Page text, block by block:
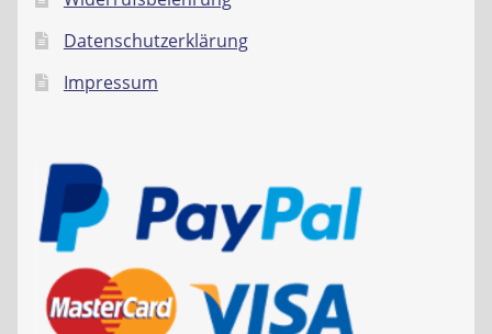
Datenschutzerklärung
Impressum